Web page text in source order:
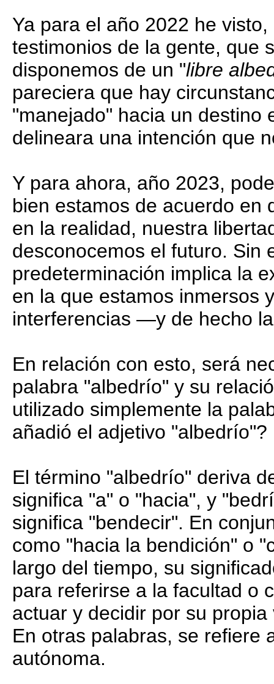
Ya para el año 2022 he
testimonios de la gente, que
disponemos de un "libre
pareciera que hay
"manejado" hacia un destino
delineara una intención que
Y para ahora, año 2023,
bien estamos de acuerdo en
en la realidad, nuestra
desconocemos el futuro. Sin
predeterminación implica la
en la que estamos inmersos
interferencias —y de hecho
En relación con esto, será
palabra "albedrío" y su
utilizado simplemente la
añadió el adjetivo "albedrío"?
El término "albedrío" deriva
significa "a" o "hacia", y
significa "bendecir". En
como "hacia la bendición" o
largo del tiempo, su
para referirse a la facultad o
actuar y decidir por su
En otras palabras, se refiere
autónoma.